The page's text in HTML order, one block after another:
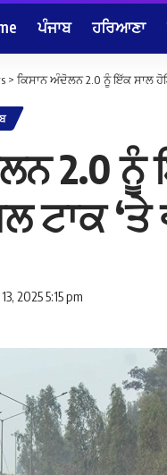
ਪੰਜਾਬ ਹਰਿਆਣਾ
> ਕਿਸਾਨ ਅੰਦੋਲਨ 2.0 ਨੂੰ ਇੱਕ ਸਾਲ
2.0 ਨੂੰ
ਟਾਕ ‘ਤੇ
2025 5:15 pm